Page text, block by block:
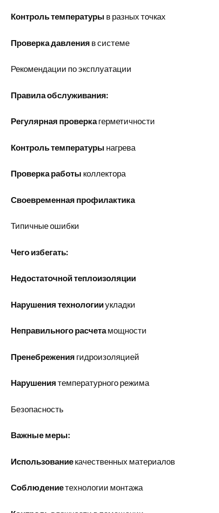
Контроль температуры в разных точках
Проверка давления в системе
Рекомендации по эксплуатации
Правила обслуживания:
Регулярная проверкагерметичности
Контроль температуры нагрева
Проверка работы коллектора
Своевременная профилактика
Типичные ошибки
Чего избегать:
Недостаточной теплоизоляции
Нарушения технологииукладки
Неправильного расчетамощности
Пренебрежения гидроизоляцией
Нарушениятемпературного режима
Безопасность
Важные меры:
Использованиекачественных материалов
Соблюдениетехнологии монтажа